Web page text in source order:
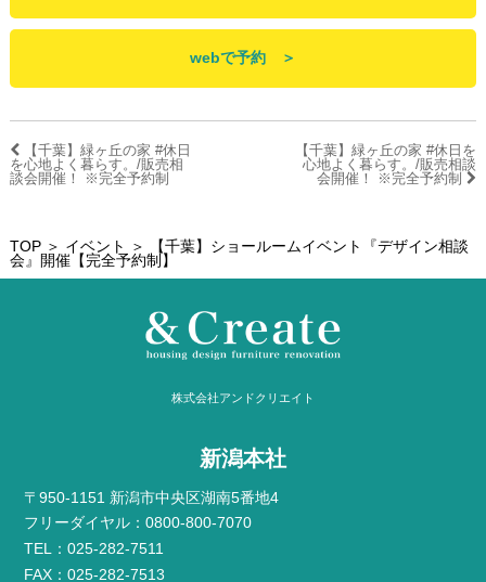
webで予約 ＞
【千葉】緑ヶ丘の家 #休日
を心地よく暮らす。/販売相
談会開催！ ※完全予約制
【千葉】緑ヶ丘の家 #休日を
心地よく暮らす。/販売相談
会開催！ ※完全予約制
TOP＞ イベント
＞ 【千葉】ショールームイベント『デザイン相談
会』開催【完全予約制】
株式会社アンドクリエイト
新潟本社
〒950-1151 新潟市中央区湖南5番地4
フリーダイヤル：0800-800-7070
TEL：025-282-7511
FAX：025-282-7513